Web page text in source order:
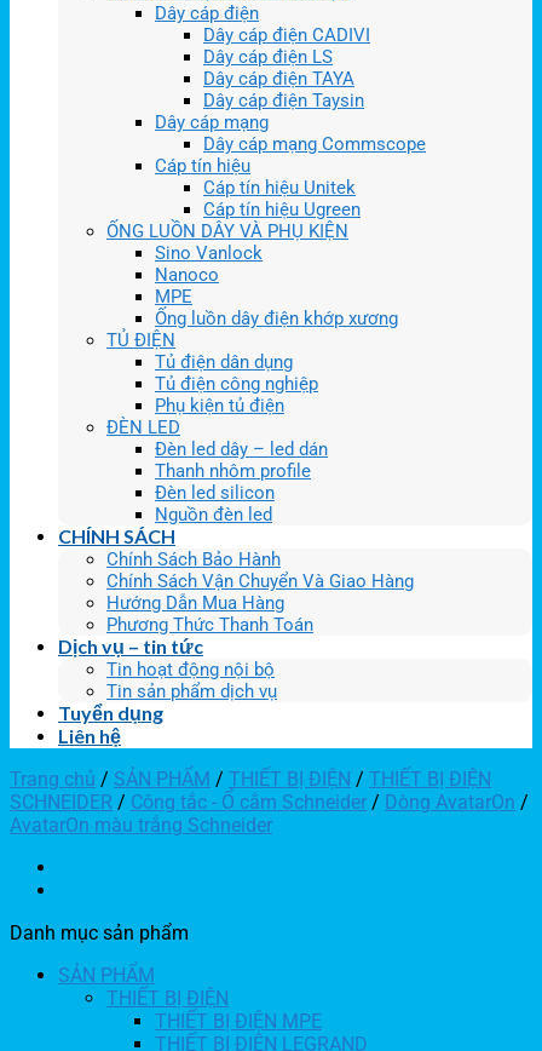
Dây cáp điện
Dây cáp điện CADIVI
Dây cáp điện LS
Dây cáp điện TAYA
Dây cáp điện Taysin
Dây cáp mạng
Dây cáp mạng Commscope
Cáp tín hiệu
Cáp tín hiệu Unitek
Cáp tín hiệu Ugreen
ỐNG LUỒN DÂY VÀ PHỤ KIỆN
Sino Vanlock
Nanoco
MPE
Ống luồn dây điện khớp xương
TỦ ĐIỆN
Tủ điện dân dụng
Tủ điện công nghiệp
Phụ kiện tủ điện
ĐÈN LED
Đèn led dây – led dán
Thanh nhôm profile
Đèn led silicon
Nguồn đèn led
CHÍNH SÁCH
Chính Sách Bảo Hành
Chính Sách Vận Chuyển Và Giao Hàng
Hướng Dẫn Mua Hàng
Phương Thức Thanh Toán
Dịch vụ – tin tức
Tin hoạt động nội bộ
Tin sản phẩm dịch vụ
Tuyển dụng
Liên hệ
Trang chủ / SẢN PHẨM / THIẾT BỊ ĐIỆN / THIẾT BỊ ĐIỆN
SCHNEIDER / Công tắc - Ổ cắm Schneider / Dòng AvatarOn /
AvatarOn màu trắng Schneider
Danh mục sản phẩm
SẢN PHẨM
THIẾT BỊ ĐIỆN
THIẾT BỊ ĐIỆN MPE
THIẾT BỊ ĐIỆN LEGRAND